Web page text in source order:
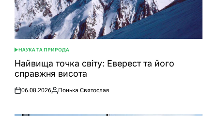
ОПУБЛІКУВАТИ
У
НАУКА ТА ПРИРОДА
Найвища точка світу: Еверест та його
справжня висота
Оприлюднено
06.08.2026
Опубліковано
Понька Святослав